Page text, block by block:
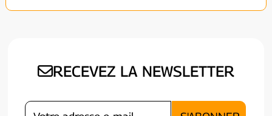
RECEVEZ LA NEWSLETTER